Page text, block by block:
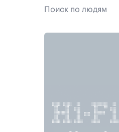
Поиск по людям